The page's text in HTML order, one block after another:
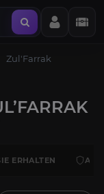
Zul'Farrak
ERHALTEN